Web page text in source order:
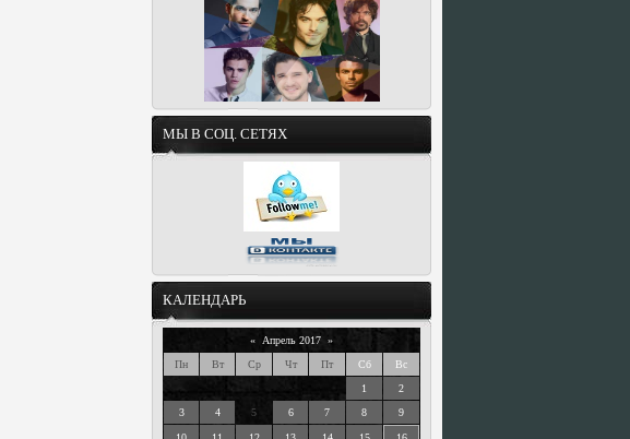
МЫ В СОЦ. СЕТЯХ
КАЛЕНДАРЬ
« Апрель 2017 »
Пн
Вт Ср Чт Пт Сб
Вс
1
2
3
4 5 6 7 8 9